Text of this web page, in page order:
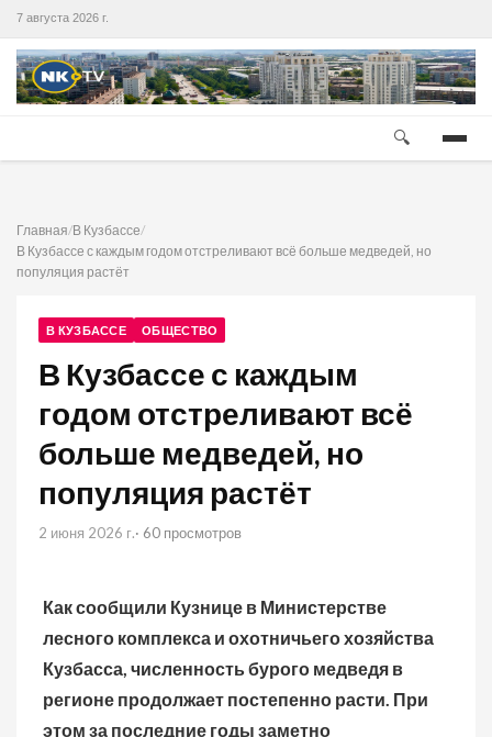
7 августа 2026 г.
🔍
Главная/В Кузбассе/
В Кузбассе с каждым годом отстреливают всё больше медведей, но
популяция растёт
В КУЗБАССЕ ОБЩЕСТВО
В Кузбассе с каждым
годом отстреливают всё
больше медведей, но
популяция растёт
2 июня 2026 г.· 60 просмотров
Как сообщили Кузнице в Министерстве
лесного комплекса и охотничьего хозяйства
Кузбасса, численность бурого медведя в
регионе продолжает постепенно расти. При
этом за последние годы заметно